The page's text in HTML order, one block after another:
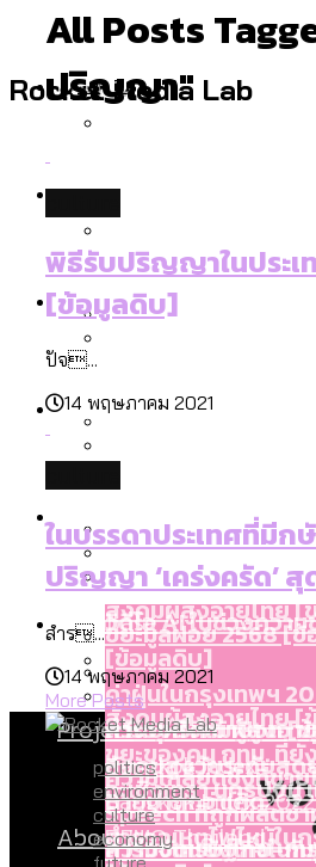
Rocket Media Lab
Politics
สำรวจร่างงบปี 70 ข
จราจรฯ เพิ่ม 150% มี
โดยเขตจตุจักรสูงสุด
ใหม่จะมีงบฯ ประมาณเ
สมุดจดการบ้าน ส.ก.
ปัญหาอะไรที่ ส.ก. ต้อ
Environment
สำรวจเหตุไฟไหม้ใน
จากไฟฟ้าลัดวงจร เ
ขึ้นและเข้าถึงได้มาก
ขยะมูลฝอย 2568 [
ขยะของคน กทม. ที่ยั
ฉะเชิงเทรา นครปฐ
Culture
โลกใบเดียว สิทธิไม่เ
ประเทศไหนทำได้บ้าง?
สำรวจ Hate
วิดีโอ AI ในช่วงคว
[ข้อมูลดิบ]
ความเกลียดชังที่ขาย
Speech ที่ถูกผลิตซ้ำ
ความขัดแย้งไทย-กั
Economy
งบคาบเกี่ยวในยุคชัช
ไหน
ค่าฝุ่นในกรุงเทพฯ
ควันบุหรี่ที่เข้าปอด [
สำรวจเศรษฐกิจในก
สังคมผู้สูงอายุไทย
สำรวจสังคมผู้สูงอา
สังคมสูงวัยระดับสุด
ตายมากกว่าเกิด
Database
สังคมผู้สูงอายุไทย
สำรวจเหตุไฟไหม้ใน
Project
Bangkok Index
Bangkok Index 2022
DEMO Thailand
About Us
All Posts
ปริญญา"
พิธีรับปริญญาในประ
[ข้อมูลดิบ]
ปัจ...
14 พฤษภาคม 2021
ในบรรดาประเทศที่มีก
ปริญญา ‘เคร่งครัด’ สุ
สำร...
14 พฤษภาคม 2021
More Posts
politics
environment
culture
economy
future